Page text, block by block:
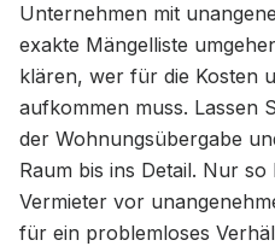
Unternehmen mit
exakte Mängelliste
klären, wer für die Kosten
aufkommen muss. Lassen
der Wohnungsübergabe
Raum bis ins Detail. Nur
Vermieter vor
für ein problemloses